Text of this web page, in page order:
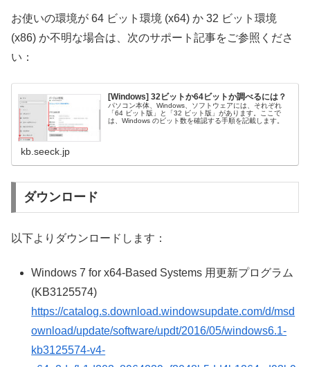
お使いの環境が 64 ビット環境 (x64) か 32 ビット環境
(x86) か不明な場合は、次のサポート記事をご参照くださ
い：
[Windows] 32ビットか64ビットか調べるには？
パソコン本体、Windows、ソフトウェアには、それぞれ
「64 ビット版」と「32 ビット版」があります。ここで
は、Windows のビット数を確認する手順を記載します。
kb.seeck.jp
ダウンロード
以下よりダウンロードします：
Windows 7 for x64-Based Systems 用更新プログラム
(KB3125574)
https://catalog.s.download.windowsupdate.com/d/msd
ownload/update/software/updt/2016/05/windows6.1-
kb3125574-v4-